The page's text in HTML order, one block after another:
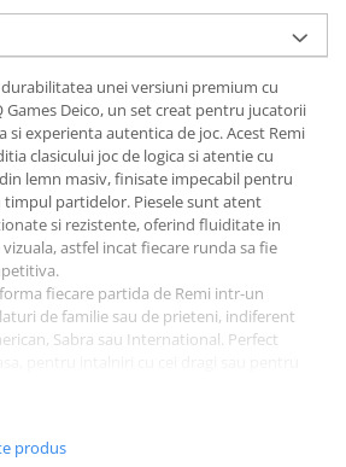
si
durabilitatea unei versiuni premium cu
Games Deico, un set creat pentru jucatorii
si experienta autentica de joc. Acest Remi
clasicului joc de logica si atentie cu
lemn masiv, finisate impecabil pentru
partidelor. Piesele sunt atent
si rezistente, oferind fluiditate in
astfel incat fiecare runda sa fie
fiecare partida de Remi intr-un
de familie sau de prieteni, indiferent
Sabra sau International. Perfect
Editie Speciala devine un companion
calitatii superioare, este un set ce
produs